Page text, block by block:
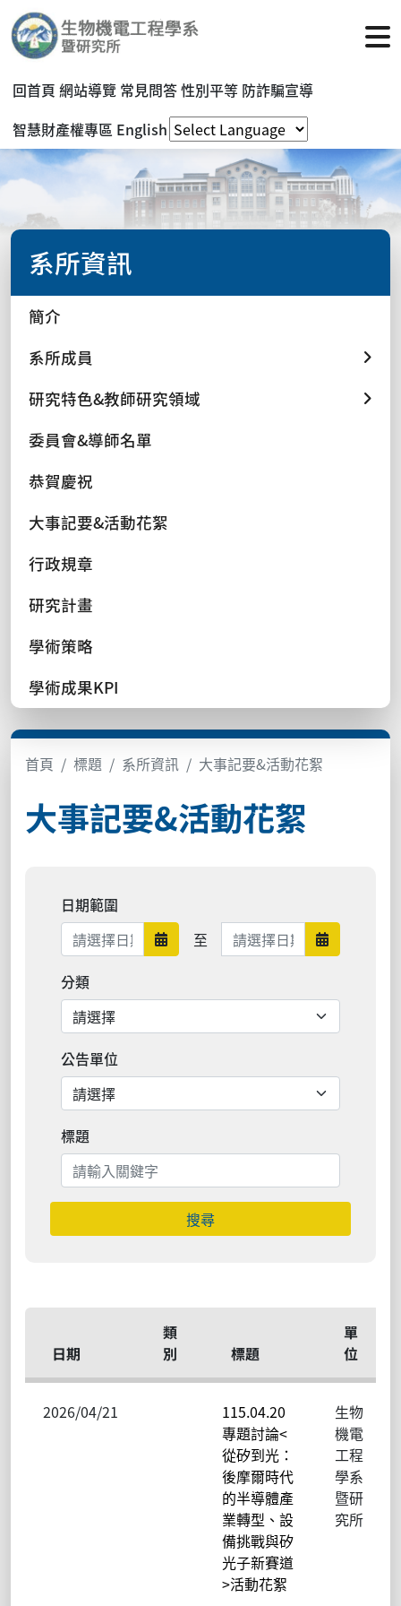
回首頁 網站導覽 常見問答性別平等 防詐騙宣導
智慧財產權專區 English
系所資訊
簡介
系所成員
研究特色&教師研究領域
委員會&導師名單
恭賀慶祝
大事記要&活動花絮
行政規章
研究計畫
學術策略
學術成果KPI
首頁 標題 系所資訊 大事記要&活動花絮
大事記要&活動花絮
日期範圍
日期範圍開始
至 日期範圍結束 日期範圍
分類
公告單位
標題
搜尋
日期
類
別
標題
單
位
2026/04/21
115.04.20
專題討論<
從矽到光：
後摩爾時代
的半導體產
業轉型、設
備挑戰與矽
光子新賽道
>活動花絮
生物
機電
工程
學系
暨研
究所